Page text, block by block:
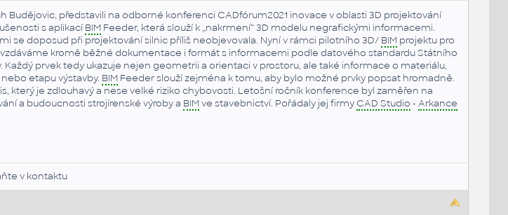
Budějovic, představili na odborné konferenci CADfórum2021 inovace v oblasti 3D projektování
s aplikacíBIMFeeder, která slouží k „nakrmení“ 3D modelu negrafickými informacemi.
se doposud při projektování silnic příliš neobjevovala. Nyní v rámci pilotního 3D/ BIMprojektu pro
kromě běžné dokumentace i formát s informacemi podle datového standardu Státního
Každý prvek tedy ukazuje nejen geometrii a orientaci v prostoru, ale také informace o materiálu,
etapu výstavby. BIMFeeder slouží zejména k tomu, aby bylo možné prvky popsat hromadně.
který je zdlouhavý a nese velké riziko chybovosti. Letošní ročník konference byl zaměřen na
a budoucnosti strojírenské výroby a BIMve stavebnictví. Pořádaly jej firmy CAD Studio - Arkance
v kontaktu